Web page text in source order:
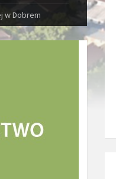
w Dobrem